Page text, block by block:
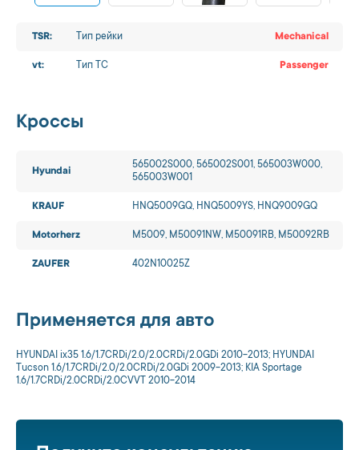
TSR: Тип рейки Mechanical
vt: Тип ТС Passenger
Кроссы
Hyundai
565002S000, 565002S001, 565003W000,
565003W001
KRAUF HNQ5009GQ, HNQ5009YS, HNQ9009GQ
Motorherz M5009, M50091NW, M50091RB, M50092RB
ZAUFER 402N10025Z
Применяется для авто
HYUNDAI ix35 1.6/1.7CRDi/2.0/2.0CRDi/2.0GDi 2010-2013; HYUNDAI
Tucson 1.6/1.7CRDi/2.0/2.0CRDi/2.0GDi 2009-2013; KIA Sportage
1.6/1.7CRDi/2.0CRDi/2.0CVVT 2010-2014